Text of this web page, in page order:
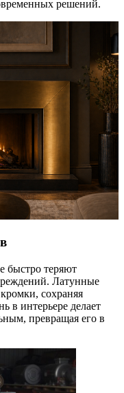
решений.
быстро теряют
Латунные
сохраняя
в интерьере делает
превращая его в